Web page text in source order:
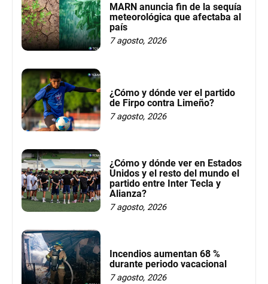
MARN anuncia fin de la sequía
meteorológica que afectaba al
país
7 agosto, 2026
¿Cómo y dónde ver el partido
de Firpo contra Limeño?
7 agosto, 2026
¿Cómo y dónde ver en Estados
Unidos y el resto del mundo el
partido entre Inter Tecla y
Alianza?
7 agosto, 2026
Incendios aumentan 68 %
durante periodo vacacional
7 agosto, 2026